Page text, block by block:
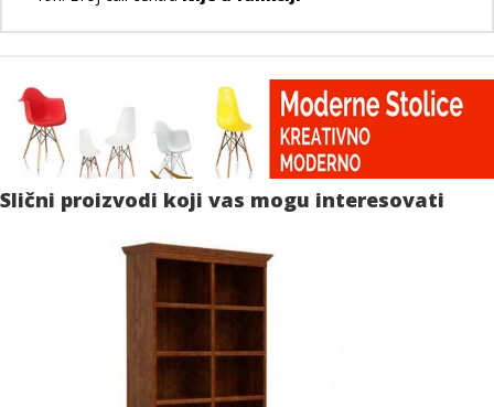
Slični proizvodi koji vas mogu interesovati